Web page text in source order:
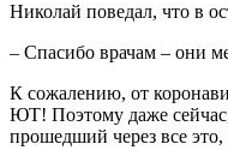
Николай поведал, что в
– Спасибо врачам – они
К сожалению, от
ЮТ! Поэтому даже сейчас,
прошедший через все